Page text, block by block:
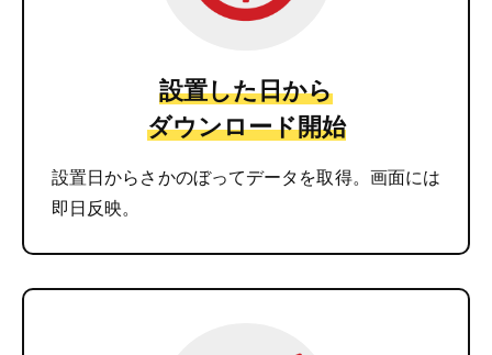
設置した日から
ダウンロード開始
設置日からさかのぼってデータを取得。画面には
即日反映。